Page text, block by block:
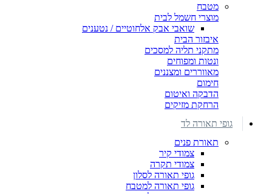
מטבח
מוצרי חשמל לבית
שואבי אבק אלחוטיים / נטענים
איבזור הבית
מתקני תליה למסכים
ונטות ומפוחים
מאווררים ומצננים
חימום
הדבקה ואיטום
הרחקת מזיקים
גופי תאורה לד
תאורת פנים
צמודי קיר
צמודי תקרה
גופי תאורה לסלון
גופי תאורה למטבח